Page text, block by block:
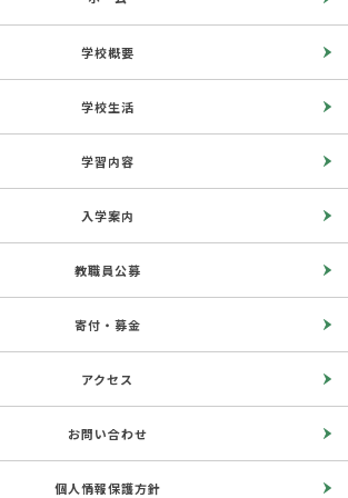
学校概要
学校生活
学習内容
入学案内
教職員公募
寄付・募金
アクセス
お問い合わせ
個人情報保護方針